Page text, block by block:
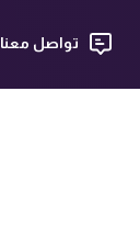
تواصل معنا